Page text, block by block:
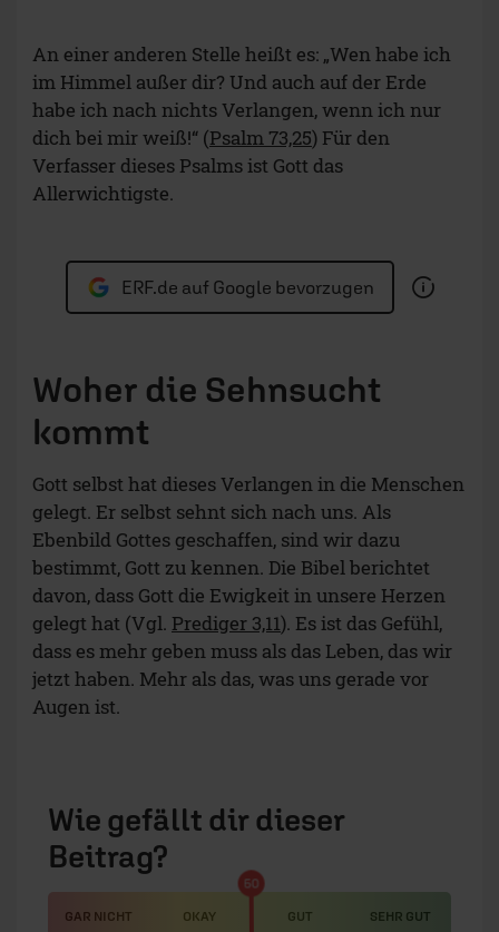
An einer anderen Stelle heißt es: „Wen habe ich
im Himmel außer dir? Und auch auf der Erde
habe ich nach nichts Verlangen, wenn ich nur
dich bei mir weiß!“ (Psalm 73,25) Für den
Verfasser dieses Psalms ist Gott das
Allerwichtigste.
ERF.de auf Google bevorzugen
Woher die Sehnsucht
kommt
Gott selbst hat dieses Verlangen in die Menschen
gelegt. Er selbst sehnt sich nach uns. Als
Ebenbild Gottes geschaffen, sind wir dazu
bestimmt, Gott zu kennen. Die Bibel berichtet
davon, dass Gott die Ewigkeit in unsere Herzen
gelegt hat (Vgl. Prediger 3,11). Es ist das Gefühl,
dass es mehr geben muss als das Leben, das wir
jetzt haben. Mehr als das, was uns gerade vor
Augen ist.
Wie gefällt dir dieser
Beitrag?
GAR NICHT OKAY GUT SEHR GUT
50